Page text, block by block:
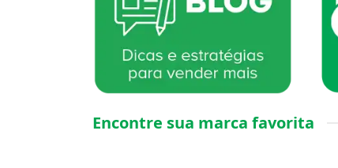
Encontre sua marca favorita